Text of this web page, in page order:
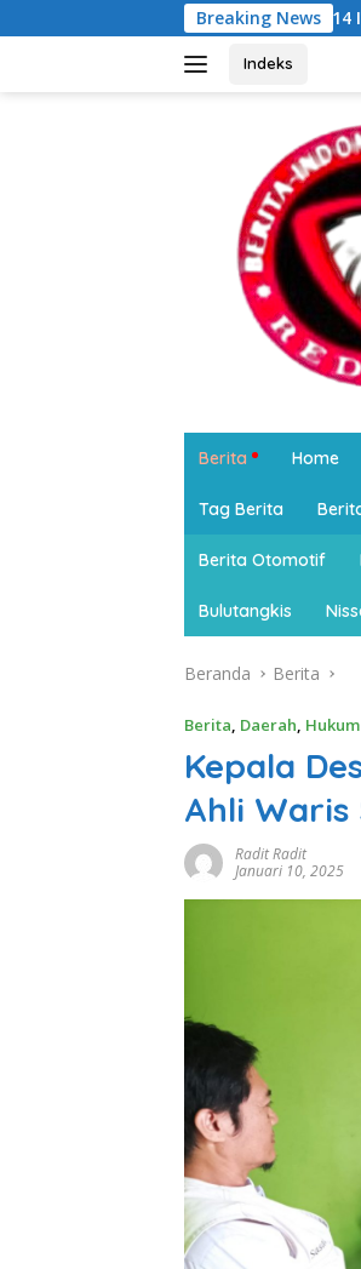
ke
Breaking News
HUT ke-14 IWO Bogor,
Indeks
Berita Home
Tag Berita
Berita Otomotif
Bulutangkis
Beranda Berita
Berita, Daerah, Hukum
Kepala
Ahli Waris
Radit Radit
Januari 10, 2025